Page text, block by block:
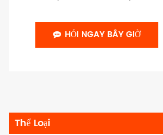
HỎI NGAY BÂY GIỜ
Thể Loại